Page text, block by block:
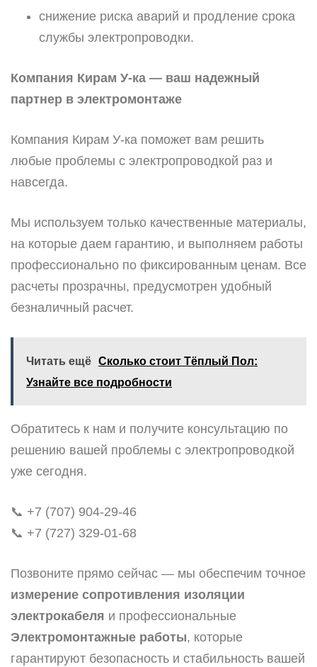
снижение риска аварий и продление срока
службы электропроводки.
Компания Кирам У-ка — ваш надежный
партнер в электромонтаже
Компания Кирам У-ка поможет вам решить
любые проблемы с электропроводкой раз и
навсегда.
Мы используем только качественные материалы,
на которые даем гарантию, и выполняем работы
профессионально по фиксированным ценам. Все
расчеты прозрачны, предусмотрен удобный
безналичный расчет.
Читать ещё Сколько стоит Тёплый Пол:
Узнайте все подробности
Обратитесь к нам и получите консультацию по
решению вашей проблемы с электропроводкой
уже сегодня.
📞 +7 (707) 904-29-46
📞 +7 (727) 329-01-68
Позвоните прямо сейчас — мы обеспечим точное
измерение сопротивления изоляции
электрокабеля и профессиональные
Электромонтажные работы, которые
гарантируют безопасность и стабильность вашей